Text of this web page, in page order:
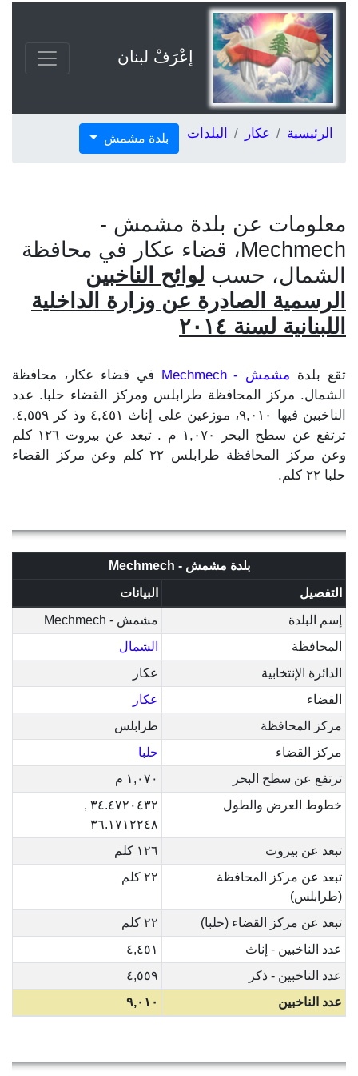
إعْرَفْ لبنان
الرئيسية عكار البلدات بلدة مشمش
معلومات عن بلدة مشمش -
Mechmech، قضاء عكار في محافظة
الشمال، حسب لوائح الناخبين
الرسمية الصادرة عن وزارة الداخلية
اللبنانية لسنة ٢٠١٤
تقع بلدة مشمش - Mechmech
في قضاء عكار، محافظة
الشمال. مركز المحافظة طرابلس ومركز القضاء حلبا. عدد
الناخبين فيها ٩,٠١٠، موزعين على إناث ٤,٤٥١ وذ كر ٤,٥٥٩.
ترتفع عن سطح البحر ١,٠٧٠ م . تبعد عن بيروت ١٢٦ كلم
وعن مركز المحافظة طرابلس ٢٢ كلم وعن مركز القضاء
حلبا ٢٢ كلم.
بلدة مشمش - Mechmech
التفصيل
البيانات
إسم البلدة
مشمش - Mechmech
المحافظة
الشمال
الدائرة الإنتخابية
عكار
القضاء
عكار
مركز المحافظة
طرابلس
مركز القضاء
حلبا
ترتفع عن سطح البحر
١,٠٧٠ م
خطوط العرض والطول
٣٤.٤٧٢٠٤٣٢ ,
٣٦.١٧١٢٢٤٨
تبعد عن بيروت
١٢٦ كلم
تبعد عن مركز المحافظة
(طرابلس)
٢٢ كلم
تبعد عن مركز القضاء (حلبا)
٢٢ كلم
عدد الناخبين - إناث
٤,٤٥١
عدد الناخبين - ذكر
٤,٥٥٩
عدد الناخبين
٩,٠١٠